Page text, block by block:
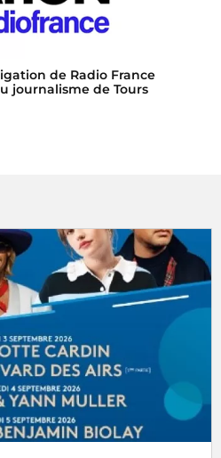
de Radio France
journalisme de Tours